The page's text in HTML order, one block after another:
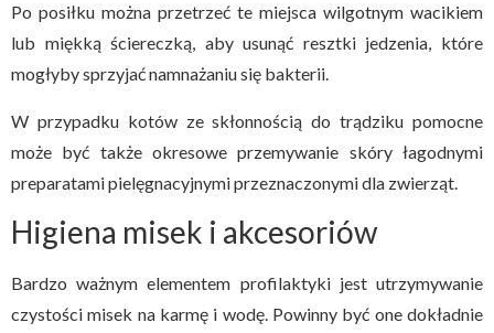
Po posiłku można przetrzeć te miejsca wilgotnym wacikiem
lub miękką ściereczką, aby usunąć resztki jedzenia, które
mogłyby sprzyjać namnażaniu się bakterii.
W przypadku kotów ze skłonnością do trądziku pomocne
może być także okresowe przemywanie skóry łagodnymi
preparatami pielęgnacyjnymi przeznaczonymi dla zwierząt.
Higiena misek i akcesoriów
Bardzo ważnym elementem profilaktyki jest utrzymywanie
czystości misek na karmę i wodę. Powinny być one dokładnie